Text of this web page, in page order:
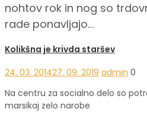
nohtov rok in nog so
rade ponavljajo.…
Kolikšna je krivda staršev
24. 03. 201427. 09. 2019 admin 0
Na centru za socialno delo so
marsikaj zelo narobe